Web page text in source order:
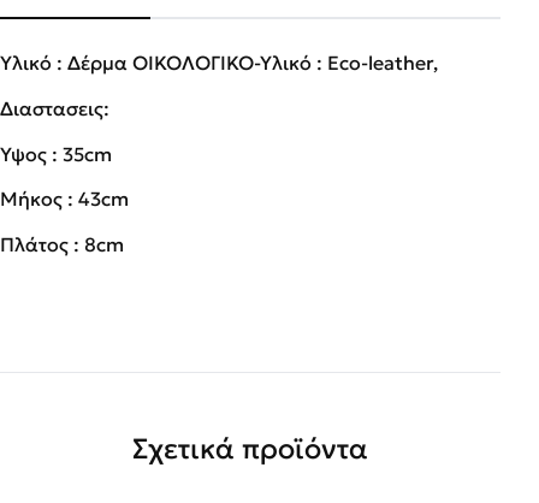
Υλικό : Δέρμα ΟΙΚΟΛΟΓΙΚΟ-Υλικό : Eco-leather,
Διαστασεις:
Ύψος : 35cm
Μήκος : 43cm
Πλάτος : 8cm
Σχετικά προϊόντα